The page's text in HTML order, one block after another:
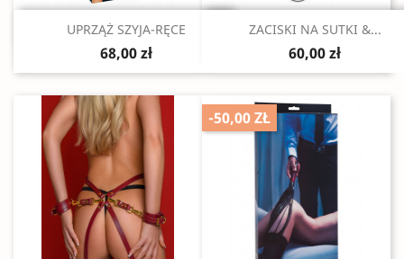
Szybki podgląd
UPRZĄŻ SZYJA-RĘCE
68,00 zł
Szybki podgląd
ZACISKI NA SUTKI &...
60,00 zł
-50,00 ZŁ